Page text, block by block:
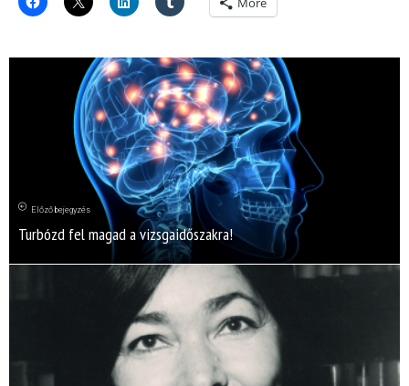
Előző bejegyzés
Turbózd fel magad a vizsgaidőszakra!